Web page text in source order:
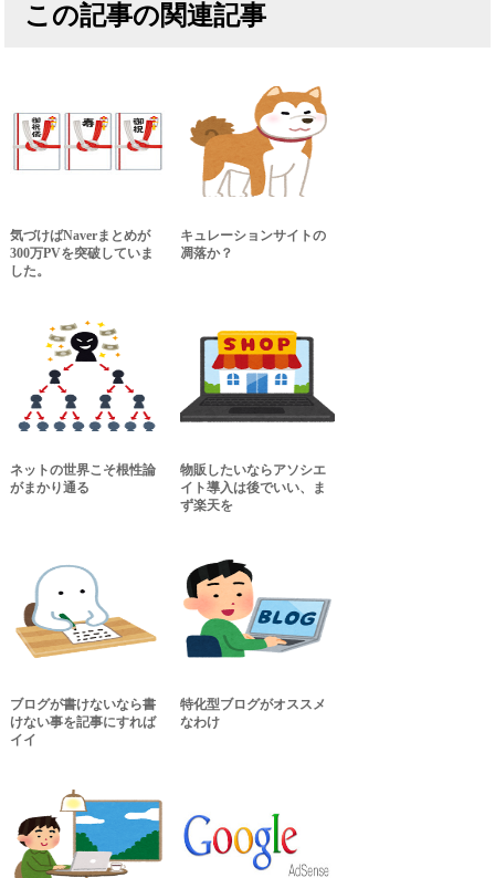
この記事の関連記事
気づけばNaverまとめが
300万PVを突破していま
した。
キュレーションサイトの
凋落か？
ネットの世界こそ根性論
がまかり通る
物販したいならアソシエ
イト導入は後でいい、ま
ず楽天を
ブログが書けないなら書
けない事を記事にすれば
イイ
特化型ブログがオススメ
なわけ